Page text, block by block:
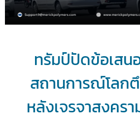
ทรัมป์ปัดข้อเสน
สถานการณ์โลก
หลังเจรจาสงคร